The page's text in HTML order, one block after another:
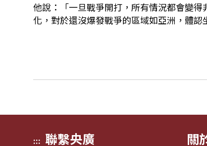
他說：「一旦戰爭開打，所有情況都會變
化，對於還沒爆發戰爭的區域如亞洲，體
::: 聯繫央廣 關